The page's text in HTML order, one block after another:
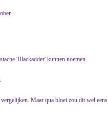
'Blackadder' kunnen noemen.
Maar qua bloei zou dit wel eens